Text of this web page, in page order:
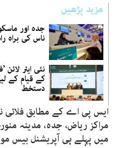
مزید پڑھیں
جدہ اور
ناس کی براہ
نئی ایئر لائن
کے قیام کے
دستخط
ایس پی اے کے مطابق فلائی
مراکز ریاض، جدہ، مدینہ
میں پہلے ہی آپریشنل بیس